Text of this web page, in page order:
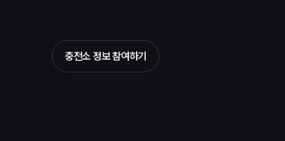
충전소 정보 참여하기